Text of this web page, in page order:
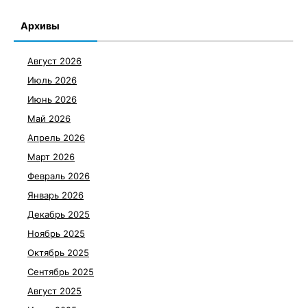
Архивы
Август 2026
Июль 2026
Июнь 2026
Май 2026
Апрель 2026
Март 2026
Февраль 2026
Январь 2026
Декабрь 2025
Ноябрь 2025
Октябрь 2025
Сентябрь 2025
Август 2025